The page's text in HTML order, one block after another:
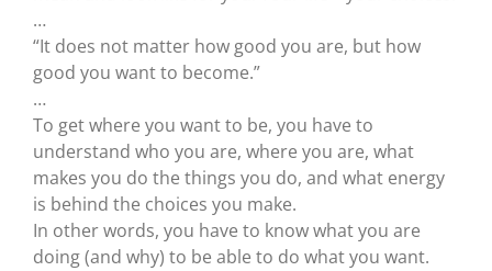
…
“It does not matter how good you are, but how
good you want to become.”
…
To get where you want to be, you have to
understand who you are, where you are, what
makes you do the things you do, and what energy
is behind the choices you make.
In other words, you have to know what you are
doing (and why) to be able to do what you want.